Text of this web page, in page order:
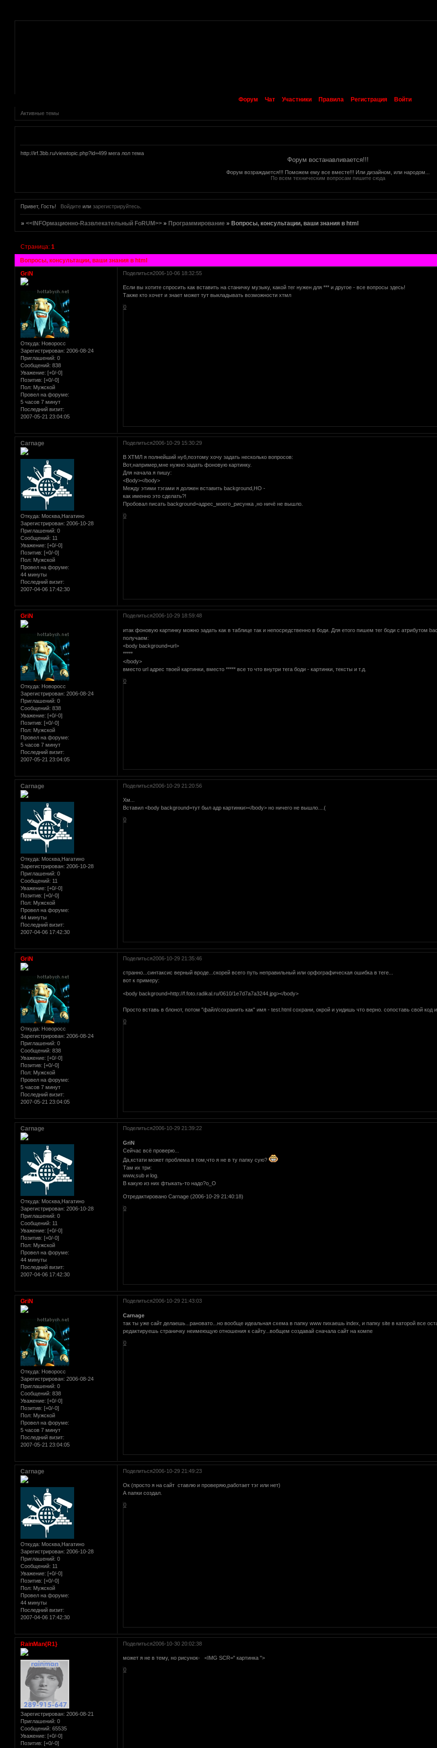
Форум Чат Участники Правила Регистрация Войти
Активные темы
http://irf.3bb.ru/viewtopic.php?id=499 мега лол тема
Форум востанавливается!!!
Форум возраждается!!! Поможем ему все вместе!!! Или дизайном, или народом...
По всем техническим вопросам пишите сюда
Привет, Гость! Войдитеили зарегистрируйтесь.
»<<INFOрмационно-Rазвлекательный FoRUM>> » Программирование »Вопросы, консультации, ваши знания в html
Вопросы, консультации, ваши знания в html
Страница:1
Поделиться2006-10-06 18:32:55
GriN
Откуда: Новоросс
Зарегистрирован: 2006-08-24
Приглашений: 0
Сообщений: 838
Уважение: [+0/-0]
Позитив: [+0/-0]
Пол: Мужской
Провел на форуме:
5 часов 7 минут
Последний визит:
2007-05-21 23:04:05
Если вы хотите спросить как вставить на станичку музыку, какой тег нужен для *** и другое - все вопросы здесь!
Также кто хочет и знает может тут выкладывать возможности хтмл
0
Поделиться2006-10-29 15:30:29
Carnage
Откуда: Москва,Нагатино
Зарегистрирован: 2006-10-28
Приглашений: 0
Сообщений: 11
Уважение: [+0/-0]
Позитив: [+0/-0]
Пол: Мужской
Провел на форуме:
44 минуты
Последний визит:
2007-04-06 17:42:30
В ХТМЛ я полнейший нуб,поэтому хочу задать несколько вопросов:
Вот,например,мне нужно задать фоновую картинку.
Для начала я пишу:
<Body></body>
Между этими тэгами я должен вставить background,НО -
как именно это сделать?!
Пробовал писать background=адрес_моего_рисунка ,но ничё не вышло.
0
Поделиться2006-10-29 18:59:48
GriN
Откуда: Новоросс
Зарегистрирован: 2006-08-24
Приглашений: 0
Сообщений: 838
Уважение: [+0/-0]
Позитив: [+0/-0]
Пол: Мужской
Провел на форуме:
5 часов 7 минут
Последний визит:
2007-05-21 23:04:05
итак фоновую картинку можно задать как в таблице так и непосредственно в боди. Для етого пишем тег боди с атрибутом
получаем:
<body background=url>
*****
</body>
вместо url адрес твоей картинки, вместо ***** все то что внутри тега боди - картинки, тексты и т.д.
0
Поделиться2006-10-29 21:20:56
Carnage
Откуда: Москва,Нагатино
Зарегистрирован: 2006-10-28
Приглашений: 0
Сообщений: 11
Уважение: [+0/-0]
Позитив: [+0/-0]
Пол: Мужской
Провел на форуме:
44 минуты
Последний визит:
2007-04-06 17:42:30
Хм...
Вставил <body background=тут был адр картинки></body> но ничего не вышло....(
0
Поделиться2006-10-29 21:35:46
GriN
Откуда: Новоросс
Зарегистрирован: 2006-08-24
Приглашений: 0
Сообщений: 838
Уважение: [+0/-0]
Позитив: [+0/-0]
Пол: Мужской
Провел на форуме:
5 часов 7 минут
Последний визит:
2007-05-21 23:04:05
странно...синтаксис верный вроде...скорей всего путь неправильный или орфографическая ошибка в теге...
вот к примеру:
<body background=http://f.foto.radikal.ru/0610/1e7d7a7a3244.jpg></body>
Просто вставь в блонот, потом "файл/сохранить как" имя - test.html сохрани, окрой и уидишь что верно. сопоставь свой
0
Поделиться2006-10-29 21:39:22
Carnage
Откуда: Москва,Нагатино
Зарегистрирован: 2006-10-28
Приглашений: 0
Сообщений: 11
Уважение: [+0/-0]
Позитив: [+0/-0]
Пол: Мужской
Провел на форуме:
44 минуты
Последний визит:
2007-04-06 17:42:30
GriN
Сейчас всё проверю...
Да,кстати может проблема в том,что я не в ту папку сую?
Там их три:
www,sub и log.
В какую из них фтыкать-то надо?о_О
Отредактировано Carnage (2006-10-29 21:40:18)
0
Поделиться2006-10-29 21:43:03
GriN
Откуда: Новоросс
Зарегистрирован: 2006-08-24
Приглашений: 0
Сообщений: 838
Уважение: [+0/-0]
Позитив: [+0/-0]
Пол: Мужской
Провел на форуме:
5 часов 7 минут
Последний визит:
2007-05-21 23:04:05
Carnage
так ты уже сайт делаешь...рановато...но вообще идеальная схема в папку www пихаешь index, и папку site в каторой все
редактируешь страничку неимеющую отношения к сайту...вобщем создавай сначала сайт на компе
0
Поделиться2006-10-29 21:49:23
Carnage
Откуда: Москва,Нагатино
Зарегистрирован: 2006-10-28
Приглашений: 0
Сообщений: 11
Уважение: [+0/-0]
Позитив: [+0/-0]
Пол: Мужской
Провел на форуме:
44 минуты
Последний визит:
2007-04-06 17:42:30
Ок (просто я на сайт ставлю и проверяю,работает тэг или нет)
А папки создал.
0
Поделиться2006-10-30 20:02:38
RainMan{R1}
Зарегистрирован: 2006-08-21
Приглашений: 0
Сообщений: 65535
Уважение: [+0/-0]
Позитив: [+0/-0]
может я не в тему, но рисунок- <IMG SCR=" картинка ">
0